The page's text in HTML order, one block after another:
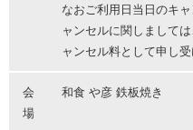
なおご利用日当日のキ
ャンセルに関しまして
ャンセル料として申し受
会
場
和食 や彦 鉄板焼き